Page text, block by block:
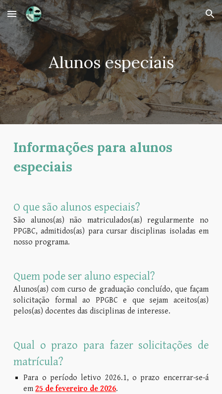
Skip to main content Skip to navigation
Alunos especiais
Informações para alunos
especiais
O que são alunos especiais?
São alunos(as) não matriculados(as) regularmente no
PPGBC, admitidos(as) para cursar disciplinas isoladas em
nosso programa.
Quem pode ser aluno especial?
Alunos(as) com curso de graduação concluído, que façam
solicitação formal ao PPGBC e que sejam aceitos(as)
pelos(as) docentes das disciplinas de interesse.
Qual o prazo para fazer solicitações de
matrícula?
Para o período letivo 2026.1, o prazo encerrar-se-á
em25 defevereiro de 2026.